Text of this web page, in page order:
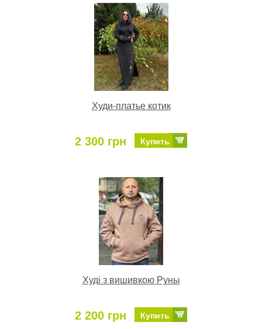
Худи-платье котик
2 300 грн Купить
Худі з вишивкою Руны
2 200 грн Купить